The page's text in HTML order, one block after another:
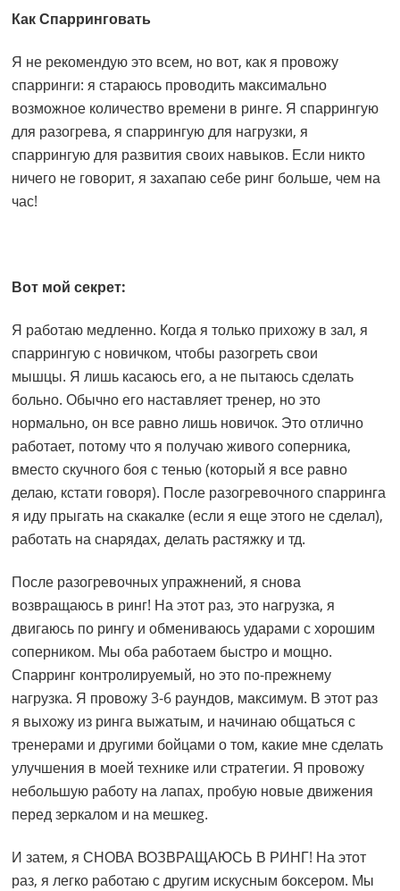
Как Спарринговать
Я не рекомендую это всем, но вот, как я провожу
спарринги: я стараюсь проводить максимально
возможное количество времени в ринге. Я спаррингую
для разогрева, я спаррингую для нагрузки, я
спаррингую для развития своих навыков. Если никто
ничего не говорит, я захапаю себе ринг больше, чем на
час!
Вот мой секрет:
Я работаю медленно. Когда я только прихожу в зал, я
спаррингую с новичком, чтобы разогреть свои
мышцы. Я лишь касаюсь его, а не пытаюсь сделать
больно. Обычно его наставляет тренер, но это
нормально, он все равно лишь новичок. Это отлично
работает, потому что я получаю живого соперника,
вместо скучного боя с тенью (который я все равно
делаю, кстати говоря). После разогревочного спарринга
я иду прыгать на скакалке (если я еще этого не сделал),
работать на снарядах, делать растяжку и тд.
После разогревочных упражнений, я снова
возвращаюсь в ринг! На этот раз, это нагрузка, я
двигаюсь по рингу и обмениваюсь ударами с хорошим
соперником. Мы оба работаем быстро и мощно.
Спарринг контролируемый, но это по-прежнему
нагрузка. Я провожу 3-6 раундов, максимум. В этот раз
я выхожу из ринга выжатым, и начинаю общаться с
тренерами и другими бойцами о том, какие мне сделать
улучшения в моей технике или стратегии. Я провожу
небольшую работу на лапах, пробую новые движения
перед зеркалом и на мешкеg.
И затем, я СНОВА ВОЗВРАЩАЮСЬ В РИНГ! На этот
раз, я легко работаю с другим искусным боксером. Мы